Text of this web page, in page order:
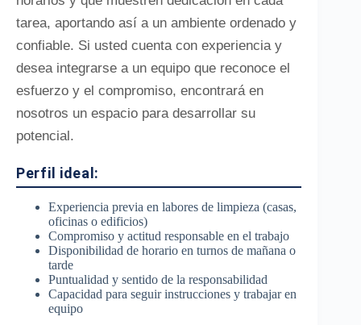
tarea, aportando así a un ambiente ordenado y
confiable. Si usted cuenta con experiencia y
desea integrarse a un equipo que reconoce el
esfuerzo y el compromiso, encontrará en
nosotros un espacio para desarrollar su
potencial.
Perfil ideal:
Experiencia previa en labores de limpieza (casas,
oficinas o edificios)
Compromiso y actitud responsable en el trabajo
Disponibilidad de horario en turnos de mañana o
tarde
Puntualidad y sentido de la responsabilidad
Capacidad para seguir instrucciones y trabajar en
equipo